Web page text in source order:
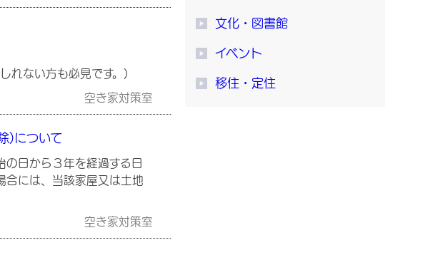
れない方も必見です。)
空き家対策室
)について
日から３年を経過する日
には、当該家屋又は土地
空き家対策室
文化・図書館
イベント
移住・定住